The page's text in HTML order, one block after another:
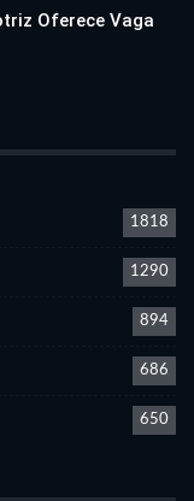
Oferece Vaga
1818
1290
894
686
650